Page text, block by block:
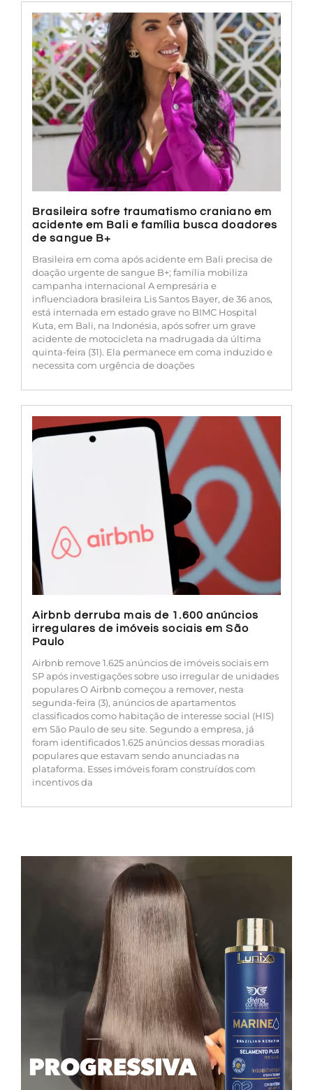
Brasileira sofre traumatismo craniano em
acidente em Bali e família busca doadores
de sangue B+
Brasileira em coma após acidente em Bali precisa de
doação urgente de sangue B+; família mobiliza
campanha internacional A empresária e
influenciadora brasileira Lis Santos Bayer, de 36 anos,
está internada em estado grave no BIMC Hospital
Kuta, em Bali, na Indonésia, após sofrer um grave
acidente de motocicleta na madrugada da última
quinta-feira (31). Ela permanece em coma induzido e
necessita com urgência de doações
Airbnb derruba mais de 1.600 anúncios
irregulares de imóveis sociais em São
Paulo
Airbnb remove 1.625 anúncios de imóveis sociais em
SP após investigações sobre uso irregular de unidades
populares O Airbnb começou a remover, nesta
segunda-feira (3), anúncios de apartamentos
classificados como habitação de interesse social (HIS)
em São Paulo de seu site. Segundo a empresa, já
foram identificados 1.625 anúncios dessas moradias
populares que estavam sendo anunciadas na
plataforma. Esses imóveis foram construídos com
incentivos da